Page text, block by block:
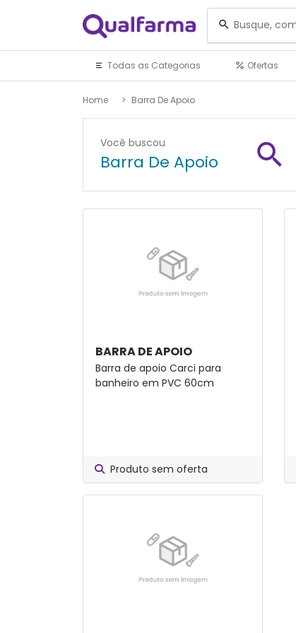
Todas as Categorias Ofertas
Home Barra De Apoio
Você buscou
Barra De Apoio
BARRA DE APOIO
Barra de apoio Carci para
banheiro em PVC 60cm
Produto sem oferta